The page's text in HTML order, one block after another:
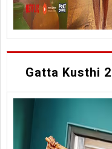
Gatta Kusthi 2